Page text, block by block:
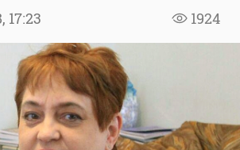
1924
17:23